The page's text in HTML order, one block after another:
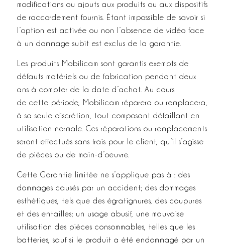
modifications ou ajouts aux produits ou aux dispositifs
de raccordement fournis. Étant impossible de savoir si
l’option est activée ou non l’absence de vidéo face
à un dommage subit est exclus de la garantie.
Les produits Mobilicam sont garantis exempts de
défauts matériels ou de fabrication pendant deux
ans à compter de la date d’achat. Au cours
de cette période, Mobilicam réparera ou remplacera,
à sa seule discrétion, tout composant défaillant en
utilisation normale. Ces réparations ou remplacements
seront effectués sans frais pour le client, qu’il s’agisse
de pièces ou de main-d’oeuvre.
Cette Garantie limitée ne s’applique pas à : des
dommages causés par un accident; des dommages
esthétiques, tels que des égratignures, des coupures
et des entailles; un usage abusif, une mauvaise
utilisation des pièces consommables, telles que les
batteries, sauf si le produit a été endommagé par un